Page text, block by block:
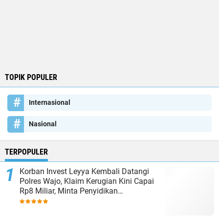
TOPIK POPULER
Internasional
Nasional
TERPOPULER
Korban Invest Leyya Kembali Datangi
Polres Wajo, Klaim Kerugian Kini Capai
Rp8 Miliar, Minta Penyidikan
Dituntaskan